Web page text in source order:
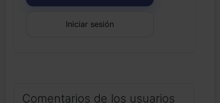
Iniciar sesión
Comentarios de los usuarios